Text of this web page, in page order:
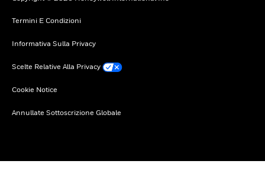
Termini E Condizioni
Informativa Sulla Privacy
Scelte Relative Alla Privacy
Cookie Notice
Annullate Sottoscrizione Globale